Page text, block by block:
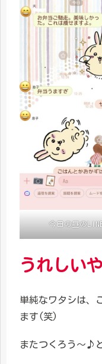
今日の昼の
うれしい
単純なワタシは、
ます(笑)
またつくろう～♪